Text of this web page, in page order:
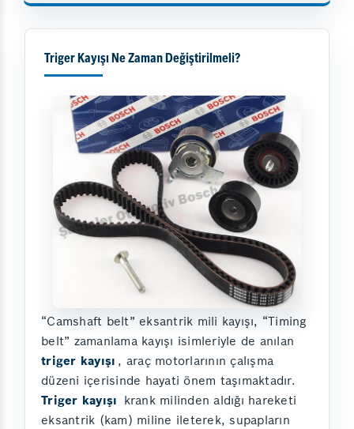
Triger Kayışı Ne Zaman Değiştirilmeli?
“Camshaft belt” eksantrik mili kayışı, “Timing
belt” zamanlama kayışı isimleriyle de anılan
triger kayışı , araç motorlarının çalışma
düzeni içerisinde hayati önem taşımaktadır.
Triger kayışı krank milinden aldığı hareketi
eksantrik (kam) miline ileterek, supapların